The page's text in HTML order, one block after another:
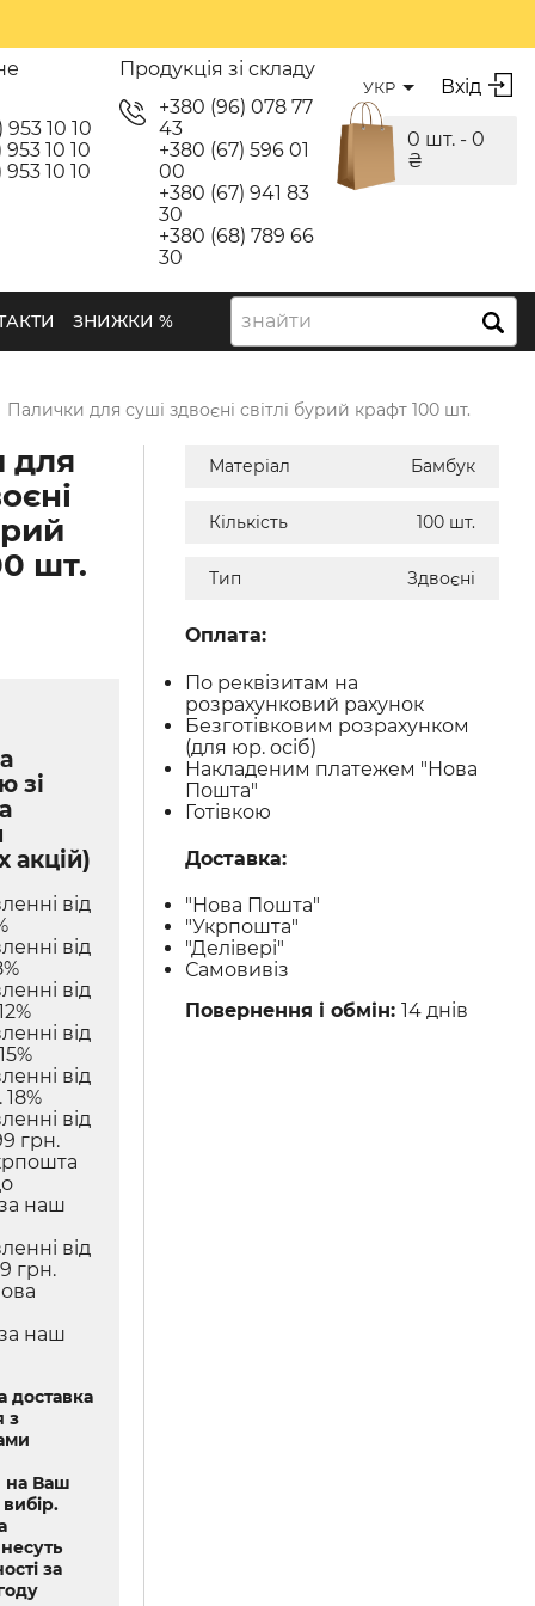
10 10
10 10
10 10
Продукція зі складу
+380 (96) 078 77
43
+380 (67) 596 01
00
+380 (67) 941 83
30
+380 (68) 789 66
30
УКР Вхід
0 шт. - 0
₴
ЗНИЖКИ % знайти
Палички для суші здвоєні світлі бурий крафт 100 шт.
для
шт.
зі
акцій)
від
від
від
від
від
від
грн.
наш
від
грн.
наш
доставка
з
на Ваш
за
Матеріал Бамбук
Кількість 100 шт.
Тип Здвоєні
Оплата:
По реквізитам на
розрахунковий рахунок
Безготівковим розрахунком
(для юр. осіб)
Накладеним платежем "Нова
Пошта"
Готівкою
Доставка:
"Нова Пошта"
"Укрпошта"
"Делівері"
Самовивіз
Повернення і обмін:14 днів